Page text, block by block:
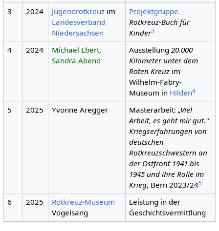
3 2024 Jugendrotkreuz im
Landesverband
Niedersachsen
Projektgruppe
Rotkreuz-Buch für
Kinder3
4 2024 Michael Ebert,
Sandra Abend
Ausstellung20.000
Kilometer unter dem
Roten Kreuz im
Wilhelm-Fabry-
Museum in Hilden4
5 2025 Yvonne Aregger Masterarbeit:„Viel
Arbeit, es geht mir gut.‟
Kriegserfahrungen von
deutschen
Rotkreuzschwestern an
der Ostfront 1941 bis
1945 und ihre Rolle im
Krieg, Bern 2023/245
6 2025
Rotkreuz-Museum
Vogelsang
Leistung in der
Geschichtsvermittlung